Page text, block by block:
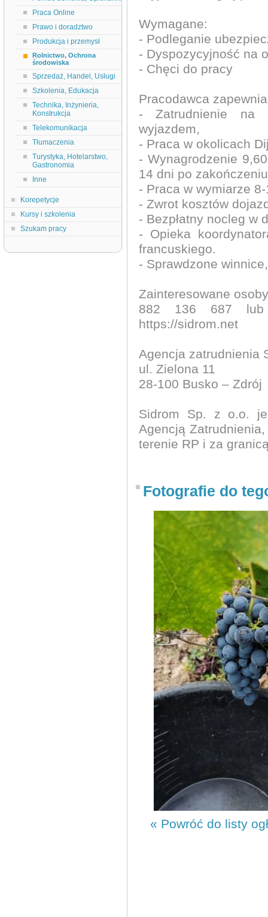
Praca Online
Prawo i doradztwo
Produkcja i przemysł
Rolnictwo, Ochrona
środowiska
Sprzedaż, Handel, Usługi
Szkolenia, Edukacja
Technika, Inżynieria,
Konstrukcja
Telekomunikacja
Tłumaczenia
Turystyka, Hotelarstwo,
Gastronomia
Inne
Korepetycje
Kursy i szkolenia
Szukam pracy
Wymagane:
- Podleganie
- Dyspozycyjność na
- Chęci do pracy
Pracodawca
- Zatrudnienie na
wyjazdem,
- Praca w okolicach
- Wynagrodzenie
14 dni po
- Praca w wymiarze
- Zwrot kosztów
- Bezpłatny nocleg w
- Opieka
francuskiego.
- Sprawdzone
Zainteresowane
882 136 687 lub
https://sidrom.net
Agencja zatrudnienia
ul. Zielona 11
28-100 Busko – Zdrój
Sidrom Sp. z o.o.
Agencją
terenie RP i za
Fotografie do
« Powróć do listy